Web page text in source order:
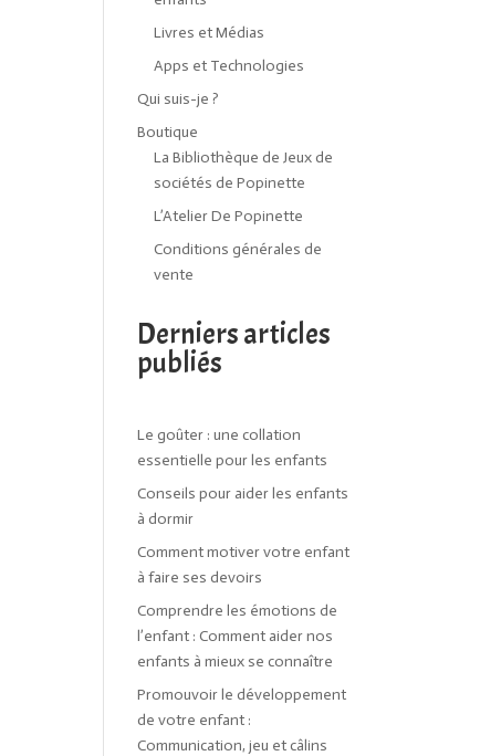
Livres et Médias
Apps et Technologies
Qui suis-je ?
Boutique
La Bibliothèque de Jeux de
sociétés de Popinette
L’Atelier De Popinette
Conditions générales de
vente
Derniers articles
publiés
Le goûter : une collation
essentielle pour les enfants
Conseils pour aider les enfants
à dormir
Comment motiver votre enfant
à faire ses devoirs
Comprendre les émotions de
l’enfant : Comment aider nos
enfants à mieux se connaître
Promouvoir le développement
de votre enfant :
Communication, jeu et câlins